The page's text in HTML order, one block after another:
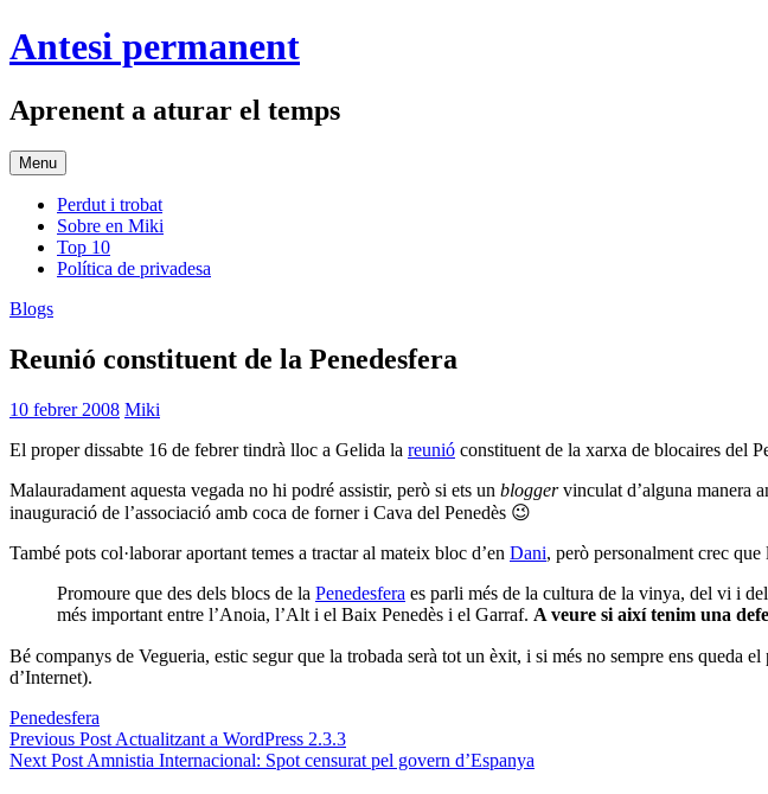
Skip
to
Antesi permanent
Aprenent a aturar el temps
Menu
Perdut i trobat
Sobre en Miki
Top 10
Política de privadesa
Blogs
Reunió constituent de la Penedesfera
10 febrer 2008 Miki
El proper dissabte 16 de febrer tindrà lloc a Gelida la reunió constituent de la xarxa de blocaires del
Malauradament aquesta vegada no hi podré assistir, però si ets un bloggervinculat d’alguna manera
inauguració de l’associació amb coca de forner i Cava del Penedès 😉
També pots col·laborar aportant temes a tractar al mateix bloc d’en Dani, però personalment crec
Promoure que des dels blocs de la Penedesfera es parli més de la cultura de la vinya, del vi i
més important entre l’Anoia, l’Alt i el Baix Penedès i el Garraf. A veure si així tenim una
Bé companys de Vegueria, estic segur que la trobada serà tot un èxit, i si més no sempre ens
d’Internet).
Penedesfera
Navegació
d'entrades
Previous Post Actualitzant a WordPress 2.3.3
Next Post Amnistia Internacional: Spot censurat pel govern d’Espanya